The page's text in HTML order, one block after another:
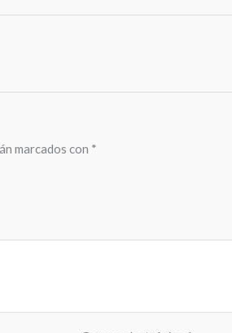
marcados con *